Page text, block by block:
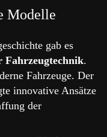
Modelle
gab es
.
Fahrzeuge. Der
innovative Ansätze
der